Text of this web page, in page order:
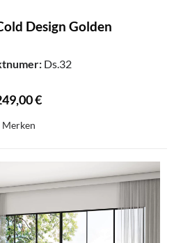
Design Golden
Ds.32
€
Merken